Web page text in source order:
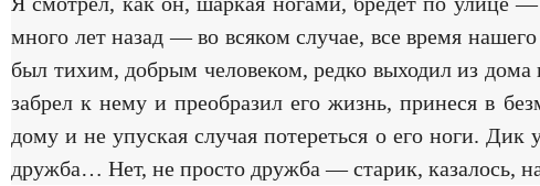
много лет назад — во всяком случае, все время
был тихим, добрым человеком, редко выходил из дома
забрел к нему и преобразил его жизнь, принеся в
дому и не упуская случая потереться о его ноги.
дружба… Нет, не просто дружба — старик, казалось,